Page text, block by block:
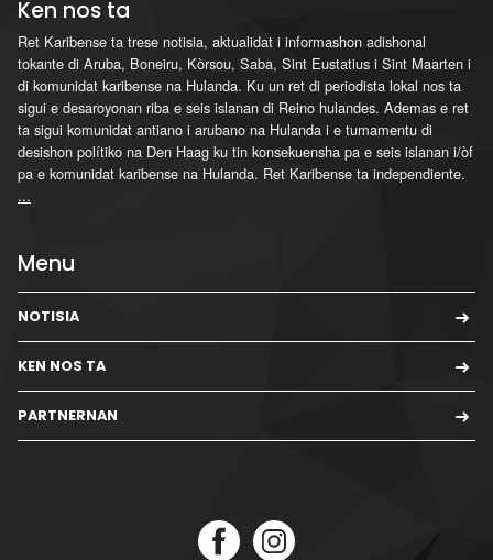
Ken nos ta
Ret Karibense ta trese notisia, aktualidat i informashon adishonal
tokante di Aruba, Boneiru, Kòrsou, Saba, Sint Eustatius i Sint Maarten i
di komunidat karibense na Hulanda. Ku un ret di periodista lokal nos ta
sigui e desaroyonan riba e seis islanan di Reino hulandes. Ademas e ret
ta sigui komunidat antiano i arubano na Hulanda i e tumamentu di
desishon polítiko na Den Haag ku tin konsekuensha pa e seis islanan i/òf
pa e komunidat karibense na Hulanda. Ret Karibense ta independiente.
...
Menu
NOTISIA
KEN NOS TA
PARTNERNAN